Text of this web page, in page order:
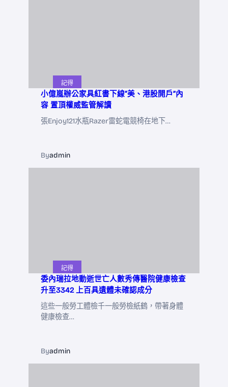
記得
小億嵐辦公家具紅書下線“美、港股開戶”內
容 置頂權威監管解讀
張Enjoy121水瓶Razer雷蛇電競椅在地下…
Byadmin
記得
委內瑞拉地動逝世亡人數秀傳醫院健康檢查
升至3342 上百具遺體未確認成分
這些一般勞工體檢千一般勞檢紙鶴，帶著身體
健康檢查…
Byadmin